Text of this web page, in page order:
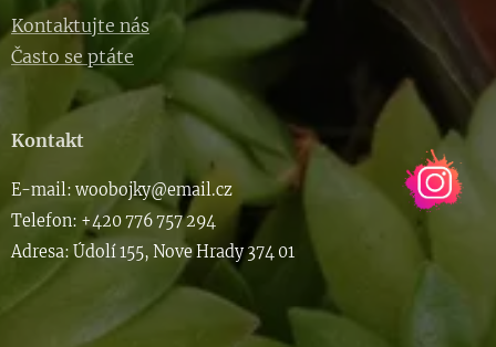
Kontaktujte nás
Často se ptáte
Kontakt
E-mail: woobojky@email.cz
Telefon: +420 776 757 294
Adresa: Údolí 155, Nove Hrady 374 01